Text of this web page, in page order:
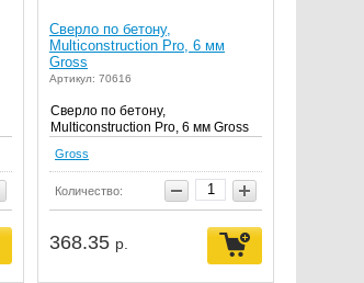
Сверло по бетону,
Multiconstruction Pro, 6 мм
Gross
Артикул: 70616
Сверло по бетону,
Multiconstruction Pro, 6 мм Gross
Gross
Количество:
368.35 р.